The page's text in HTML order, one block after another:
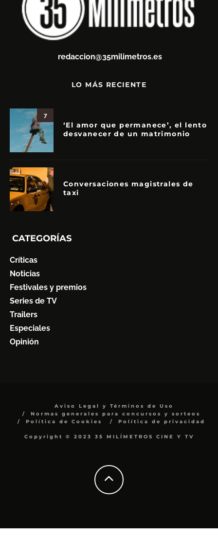
redaccion@35milimetros.es
LO MÁS RECIENTE
7
‘El amor que permanece’, el lento
desvanecer de un matrimonio
Conversaciones magistrales de
taxi
CATEGORÍAS
Críticas
Noticias
Festivales y premios
Series de TV
Trailers
Especiales
Opinión
Aviso Legal y Términos de Uso
Normas generales para concursos y sorteos
Política de Cookies
Política de privacidad
Copyright © 2023 35 MILÍMETROS CINE Y TV